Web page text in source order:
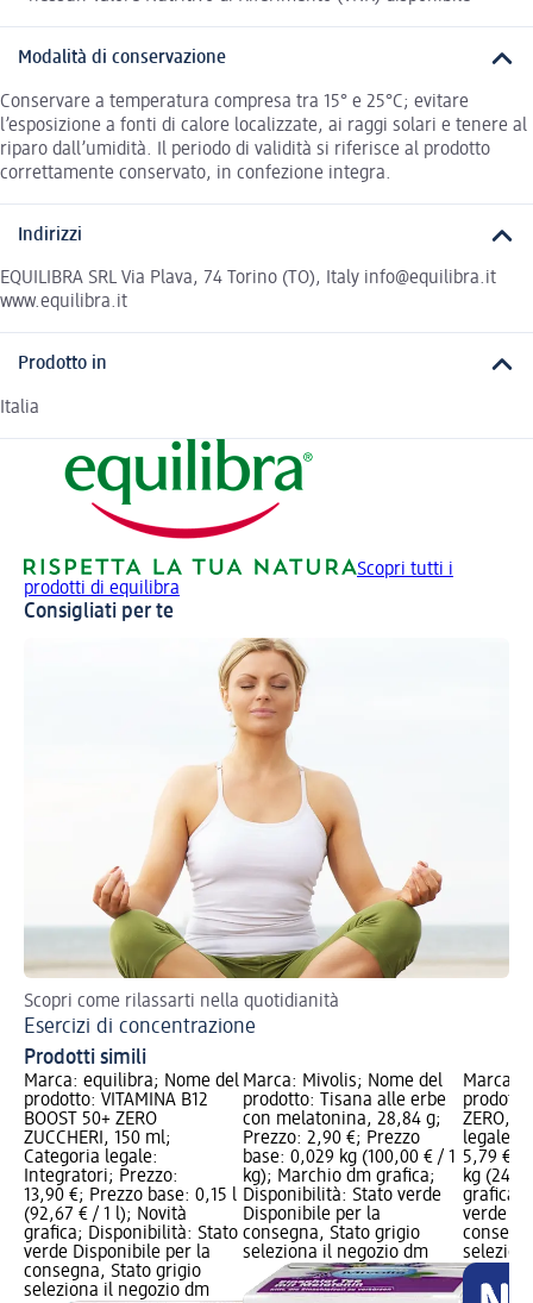
Modalità di conservazione
Conservare a temperatura compresa tra 15° e 25°C; evitare
l’esposizione a fonti di calore localizzate, ai raggi solari e tenere al
riparo dall’umidità. Il periodo di validità si riferisce al prodotto
correttamente conservato, in confezione integra.
Indirizzi
EQUILIBRA SRL Via Plava, 74 Torino (TO), Italy info@equilibra.it
www.equilibra.it
Prodotto in
Italia
Scopri tutti i
prodotti di equilibra
Consigliati per te
Scopri come rilassarti nella quotidianità
Esercizi di concentrazione
Prodotti simili
Marca: equilibra; Nome del
prodotto: VITAMINA B12
BOOST 50+ ZERO
ZUCCHERI, 150 ml;
Categoria legale:
Integratori; Prezzo:
13,90 €; Prezzo base: 0,15 l
(92,67 € / 1 l); Novità
grafica; Disponibilità: Stato
verde Disponibile per la
consegna, Stato grigio
seleziona il negozio dm
Marca: Mivolis; Nome del
prodotto: Tisana alle erbe
con melatonina, 28,84 g;
Prezzo: 2,90 €; Prezzo
base: 0,029 kg (100,00 € / 1
kg); Marchio dm grafica;
Disponibilità: Stato verde
Disponibile per la
consegna, Stato grigio
seleziona il negozio dm
Marca:
ZERO,
legale:
5,79 €;
kg
grafica;
verde